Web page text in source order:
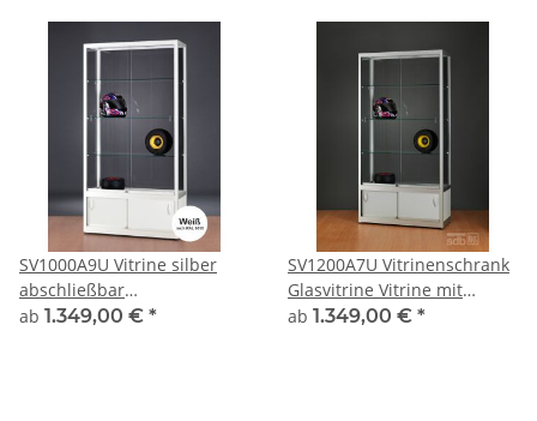
SV1000A9U Vitrine silber
abschließbar
Ausstellungsvitrine
ab 1.349,00 € *
SV1200A7U Vitrinenschrank
Glasvitrine Vitrine mit
Unterschrank grau alu
ab 1.349,00 € *